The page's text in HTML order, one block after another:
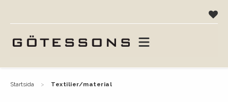
startsida textilier/material